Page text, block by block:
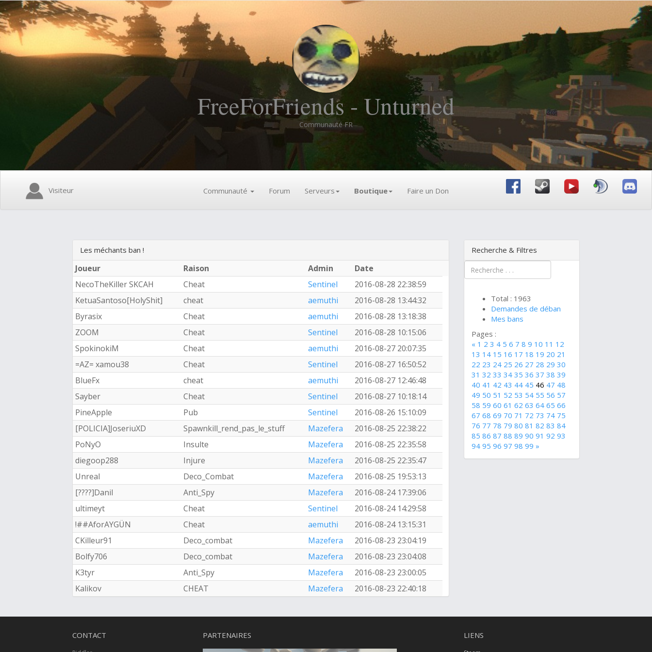
FreeForFriends - Unturned
Communauté FR
Visiteur Communauté Forum Serveurs Boutique Faire un Don
Les méchants ban !
Joueur Raison Admin
Date
NecoTheKiller SKCAH
Cheat Sentinel
2016-08-28 22:38:59
KetuaSantoso[HolyShit]
cheat aemuthi
2016-08-28 13:44:32
Byrasix
Cheat aemuthi
2016-08-28 13:18:38
ZOOM
Cheat Sentinel
2016-08-28 10:15:06
SpokinokiM
Cheat aemuthi
2016-08-27 20:07:35
=AZ= xamou38
Cheat Sentinel
2016-08-27 16:50:52
BlueFx
cheat aemuthi
2016-08-27 12:46:48
Sayber
Cheat Sentinel
2016-08-27 10:18:14
PineApple
Pub Sentinel
2016-08-26 15:10:09
[POLICIA]JoseriuXD
Spawnkill_rend_pas_le_stuff Mazefera
2016-08-25 22:38:22
PoNyO
Insulte Mazefera
2016-08-25 22:35:58
diegoop288
Injure Mazefera
2016-08-25 22:35:47
Unreal
Deco_Combat Mazefera
2016-08-25 19:53:13
[????]Danil
Anti_Spy Mazefera
2016-08-24 17:39:06
ultimeyt
Cheat Sentinel
2016-08-24 14:29:58
!##AforAYGÜN
Cheat aemuthi
2016-08-24 13:15:31
CKilleur91
Deco_combat Mazefera
2016-08-23 23:04:19
Bolfy706
Deco_combat Mazefera
2016-08-23 23:04:08
K3tyr
Anti_Spy Mazefera
2016-08-23 23:00:05
Kalikov
CHEAT Mazefera 2016-08-23 22:40:18
Recherche & Filtres
Total : 1963
Demandes de déban
Mes bans
Pages :
« 1 2 3 4 5 6 7 8 9 10 11 12
13 14 15 16 17 18 19 20 21
22 23 24 25 26 27 28 29 30
31 32 33 34 35 36 37 38 39
40 41 42 43 44 45 46 47 48
49 50 51 52 53 54 55 56 57
58 59 60 61 62 63 64 65 66
67 68 69 70 71 72 73 74 75
76 77 78 79 80 81 82 83 84
85 86 87 88 89 90 91 92 93
94 95 96 97 98 99 »
CONTACT PARTENAIRES LIENS